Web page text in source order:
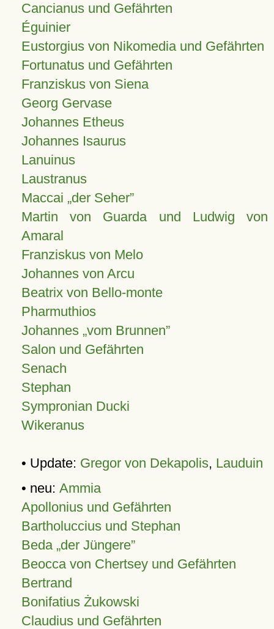
Cancianus und Gefährten
Éguinier
Eustorgius von Nikomedia und Gefährten
Fortunatus und Gefährten
Franziskus von Siena
Georg Gervase
Johannes Etheus
Johannes Isaurus
Lanuinus
Laustranus
Maccai „der Seher”
Martin von Guarda und Ludwig von
Amaral
Franziskus von Melo
Johannes von Arcu
Beatrix von Bello-monte
Pharmuthios
Johannes vom Brunnen
Salon und Gefährten
Senach
Stephan
Sympronian Ducki
Wikeranus
• Update: Gregor von Dekapolis, Lauduin
• neu: Ammia
Apollonius und Gefährten
Bartholuccius und Stephan
Beda „der Jüngere”
Beocca von Chertsey und Gefährten
Bertrand
Bonifatius Żukowski
Claudius und Gefährten